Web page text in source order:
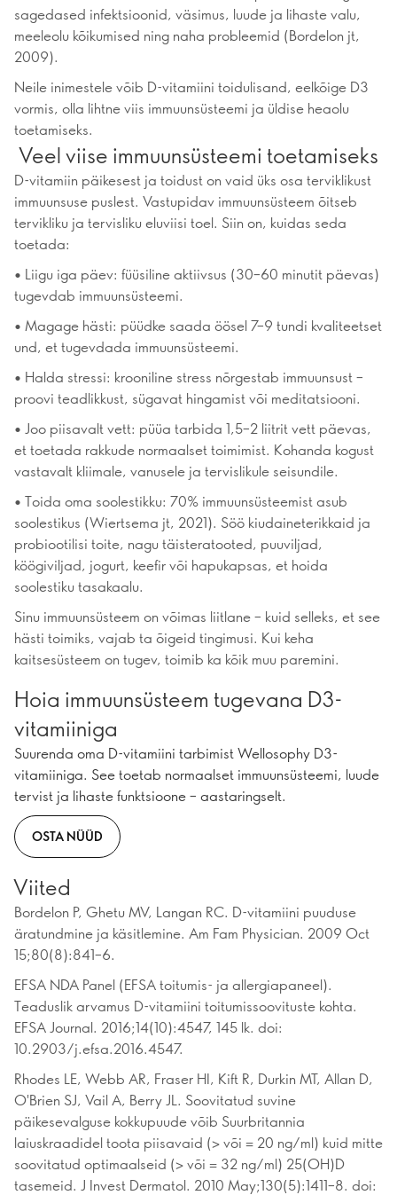
sagedased infektsioonid, väsimus, luude ja lihaste valu,
meeleolu kõikumised ning naha probleemid (Bordelon jt,
2009).
Neile inimestele võib D-vitamiini toidulisand, eelkõige D3
vormis, olla lihtne viis immuunsüsteemi ja üldise heaolu
toetamiseks.
Veel viise immuunsüsteemi toetamiseks
D-vitamiin päikesest ja toidust on vaid üks osa terviklikust
immuunsuse puslest. Vastupidav immuunsüsteem õitseb
tervikliku ja tervisliku eluviisi toel. Siin on, kuidas seda
toetada:
• Liigu iga päev: füüsiline aktiivsus (30–60 minutit päevas)
tugevdab immuunsüsteemi.
• Magage hästi: püüdke saada öösel 7–9 tundi kvaliteetset
und, et tugevdada immuunsüsteemi.
• Halda stressi: krooniline stress nõrgestab immuunsust –
proovi teadlikkust, sügavat hingamist või meditatsiooni.
• Joo piisavalt vett: püüa tarbida 1,5–2 liitrit vett päevas,
et toetada rakkude normaalset toimimist. Kohanda kogust
vastavalt kliimale, vanusele ja tervislikule seisundile.
• Toida oma soolestikku: 70% immuunsüsteemist asub
soolestikus (Wiertsema jt, 2021). Söö kiudaineterikkaid ja
probiootilisi toite, nagu täisteratooted, puuviljad,
köögiviljad, jogurt, keefir või hapukapsas, et hoida
soolestiku tasakaalu.
Sinu immuunsüsteem on võimas liitlane – kuid selleks, et see
hästi toimiks, vajab ta õigeid tingimusi. Kui keha
kaitsesüsteem on tugev, toimib ka kõik muu paremini.
Hoia immuunsüsteem tugevana D3-
vitamiiniga
Suurenda oma D-vitamiini tarbimist Wellosophy D3-
vitamiiniga. See toetab normaalset immuunsüsteemi, luude
tervist ja lihaste funktsioone – aastaringselt.
OSTA NÜÜD
Viited
Bordelon P, Ghetu MV, Langan RC. D-vitamiini puuduse
äratundmine ja käsitlemine. Am Fam Physician. 2009 Oct
15;80(8):841–6.
EFSA NDA Panel (EFSA toitumis- ja allergiapaneel).
Teaduslik arvamus D-vitamiini toitumissoovituste kohta.
EFSA Journal. 2016;14(10):4547, 145 lk. doi:
10.2903/j.efsa.2016.4547.
Rhodes LE, Webb AR, Fraser HI, Kift R, Durkin MT, Allan D,
O'Brien SJ, Vail A, Berry JL. Soovitatud suvine
päikesevalguse kokkupuude võib Suurbritannia
laiuskraadidel toota piisavaid (> või = 20 ng/ml) kuid mitte
soovitatud optimaalseid (> või = 32 ng/ml) 25(OH)D
tasemeid. J Invest Dermatol. 2010 May;130(5):1411–8. doi: